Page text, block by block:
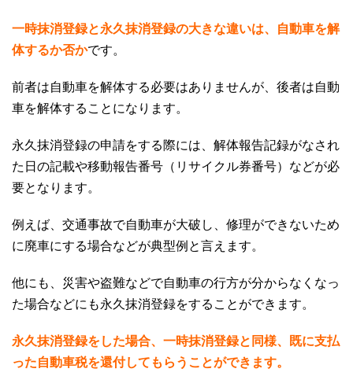
一時抹消登録と永久抹消登録の大きな違いは、自動車を解
体するか否かです。
前者は自動車を解体する必要はありませんが、後者は自動
車を解体することになります。
永久抹消登録の申請をする際には、解体報告記録がなされ
た日の記載や移動報告番号（リサイクル券番号）などが必
要となります。
例えば、交通事故で自動車が大破し、修理ができないため
に廃車にする場合などが典型例と言えます。
他にも、災害や盗難などで自動車の行方が分からなくなっ
た場合などにも永久抹消登録をすることができます。
永久抹消登録をした場合、一時抹消登録と同様、既に支払
った自動車税を還付してもらうことができます。